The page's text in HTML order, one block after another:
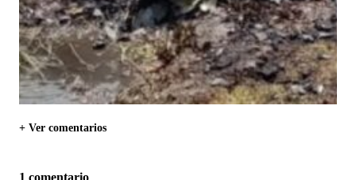
+ Ver comentarios
1 comentario